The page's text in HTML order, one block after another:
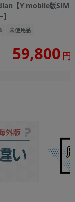
【Y!mobile版SIM
未使用品
59,800 円